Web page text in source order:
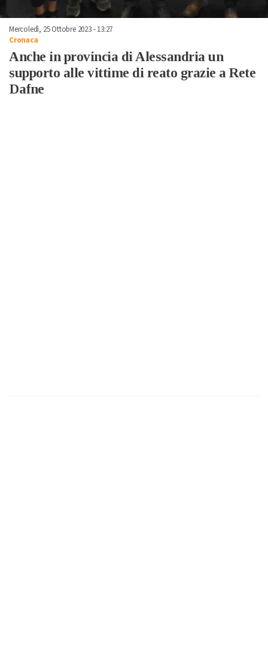
Mercoledì, 25 Ottobre 2023 - 13:27
Cronaca
Anche in provincia di Alessandria un
supporto alle vittime di reato grazie a Rete
Dafne